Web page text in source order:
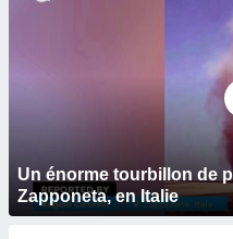
Un énorme tourbillon de
Zapponeta, en Italie